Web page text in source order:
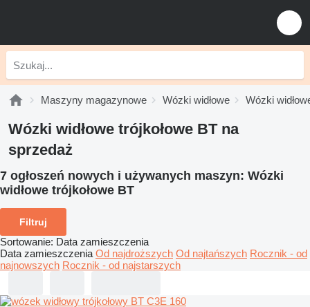
Maszyny magazynowe Wózki widłowe Wózki
Wózki widłowe trójkołowe BT na
sprzedaż
7 ogłoszeń nowych i używanych maszyn: Wózki
widłowe trójkołowe BT
Filtruj
Sortowanie: Data zamieszczenia
Data zamieszczenia Od najdroższych Od najtańszych Rocznik - od
najnowszych Rocznik - od najstarszych